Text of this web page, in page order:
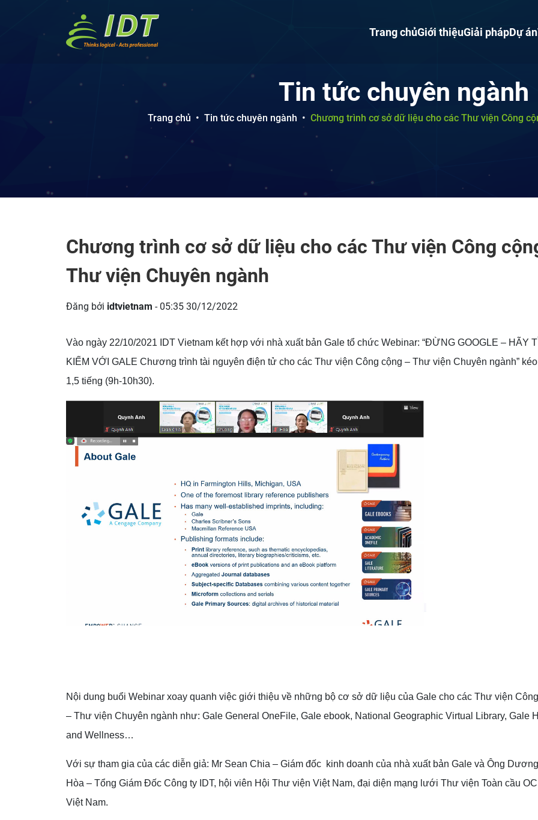
Trang chủGiới thiệuGiải phápDự án
Tin tức chuyên ngành
Trang chủ • Tin tức chuyên ngành • Chương trình cơ sở dữ liệu cho các Thư viện Công
Chương trình cơ sở dữ liệu cho các Thư viện Công
Thư viện Chuyên ngành
Đăng bởi idtvietnam - 05:35 30/12/2022
Vào ngày 22/10/2021 IDT Vietnam kết hợp với nhà xuất bản Gale tổ chức Webinar: “ĐỪNG GOOGLE – HÃY
KIẾM VỚI GALE Chương trình tài nguyên điện tử cho các Thư viện Công cộng – Thư viện Chuyên ngành”
1,5 tiếng (9h-10h30).
Nội dung buổi Webinar xoay quanh việc giới thiệu về những bộ cơ sở dữ liệu của Gale cho các Thư viện
– Thư viện Chuyên ngành như: Gale General OneFile, Gale ebook, National Geographic Virtual Library, Gale
and Wellness…
Với sự tham gia của các diễn giả: Mr Sean Chia – Giám đốc kinh doanh của nhà xuất bản Gale và Ông
Hòa – Tổng Giám Đốc Công ty IDT, hội viên Hội Thư viện Việt Nam, đại diện mạng lưới Thư viện Toàn cầu
Việt Nam.